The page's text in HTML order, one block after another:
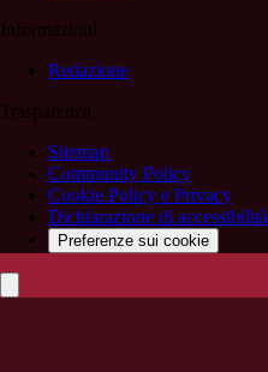
Informazioni
Redazione
Trasparenza
Sitemap
Community Policy
Cookie Policy e Privacy
Dichiarazione di accessibilità
Preferenze sui cookie